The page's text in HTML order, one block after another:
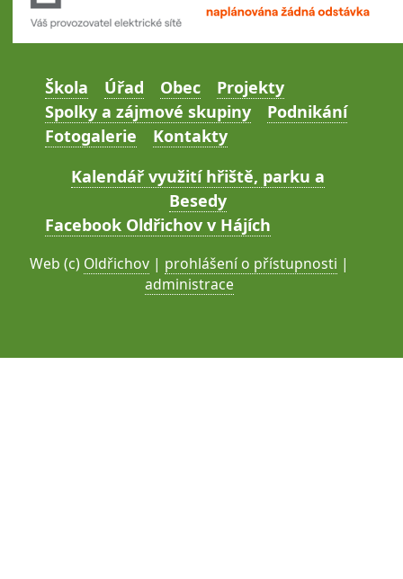
Škola Úřad Obec
Projekty
Spolky a zájmové skupiny
Podnikání
Fotogalerie
Kontakty
Kalendář využití hřiště, parku a
Besedy
Facebook Oldřichov v Hájích
Web (c) Oldřichov | prohlášení o přístupnosti |
administrace